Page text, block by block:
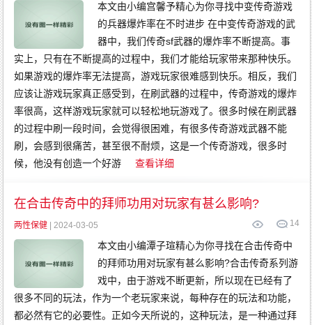
本文由小编宫馨予精心为你寻找中变传奇游戏
的兵器爆炸率在不时进步 在中变传奇游戏的武
器中，我们传奇sf武器的爆炸率不断提高。事
实上，只有在不断提高的过程中，我们才能给玩家带来那种快乐。
如果游戏的爆炸率无法提高，游戏玩家很难感到快乐。相反，我们
应该让游戏玩家真正感受到，在刷武器的过程中，传奇游戏的爆炸
率很高，这样游戏玩家就可以轻松地玩游戏了。很多时候在刷武器
的过程中刷一段时间，会觉得很困难，有很多传奇游戏武器不能
刷，会感到很痛苦，甚至很不耐烦，这是一个传奇游戏，很多时
候，他没有创造一个好游
查看详细
在合击传奇中的拜师功用对玩家有甚么影响?
14
两性保健 | 2024-03-05
本文由小编潭子瑄精心为你寻找在合击传奇中
的拜师功用对玩家有甚么影响?合击传奇系列游
戏中，由于游戏不断更新，所以现在已经有了
很多不同的玩法，作为一个老玩家来说，每种存在的玩法和功能，
都必然有它的必要性。正如今天所说的，这种玩法，是一种通过拜